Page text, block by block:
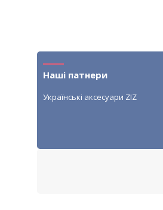
Наші патнери
Українські аксесуари ZIZ